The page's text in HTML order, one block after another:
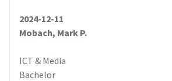
2024-12-11
Mobach, Mark P.
ICT & Media
Bachelor